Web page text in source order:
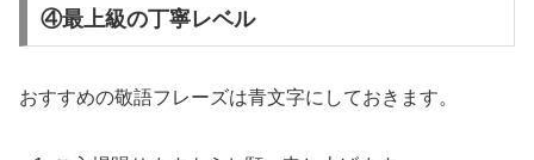
④最上級の丁寧レベル
おすすめの敬語フレーズは青文字にしておきます。